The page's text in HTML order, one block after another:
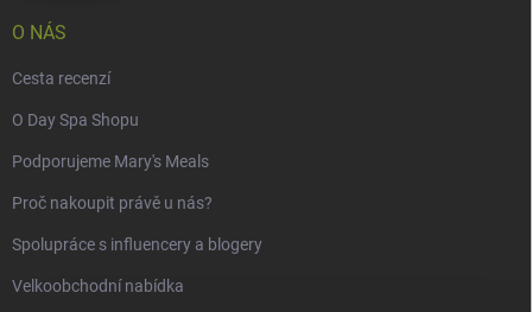
O NÁS
Cesta recenzí
O Day Spa Shopu
Podporujeme Mary's Meals
Proč nakoupit právě u nás?
Spolupráce s influencery a blogery
Velkoobchodní nabídka